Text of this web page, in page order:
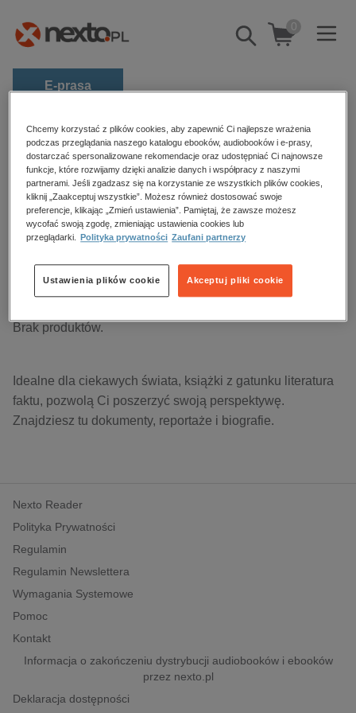
Pokaż/schowaj
wyszukiwarkę
0
E-prasa
Zobacz wszystkie E-prasa
budownictwo, aranżacja wnętrz
biznesowe, branżowe, gospodarka
darmowe wydania
dzienniki
edukacja
komputery, internet, technologie, informatyka
polityka, społeczno-informacyjne
psychologiczne
zdrowie
religie
Strona główna
audiobooki
Dokument, literatura faktu, reportaże, biografie
Dokument, literatura faktu,
reportaże, biografie – audiobooki
Idealne dla ciekawych świata, książki z gatunku literatura
faktu, pozwolą Ci poszerzyć swoją perspektywę.
Znajdziesz tu dokumenty, reportaże i biografie.
Brak produktów.
Nexto Reader
Polityka Prywatności
Regulamin
Regulamin Newslettera
Wymagania Systemowe
Pomoc
Kontakt
Informacja o zakończeniu dystrybucji audiobooków i ebooków
przez nexto.pl
Deklaracja dostępności
Chcemy korzystać z plików cookies, aby zapewnić Ci najlepsze wrażenia
podczas przeglądania naszego katalogu ebooków, audiobooków i e-prasy,
dostarczać spersonalizowane rekomendacje oraz udostępniać Ci najnowsze
funkcje, które rozwijamy dzięki analizie danych i współpracy z naszymi
partnerami. Jeśli zgadzasz się na korzystanie ze wszystkich plików cookies,
kliknij „Zaakceptuj wszystkie”. Możesz również dostosować swoje
preferencje, klikając „Zmień ustawienia”. Pamiętaj, że zawsze możesz
wycofać swoją zgodę, zmieniając ustawienia cookies lub
przeglądarki.
Polityka prywatności Zaufani partnerzy
Akceptuj pliki cookie
Ustawienia plików cookie